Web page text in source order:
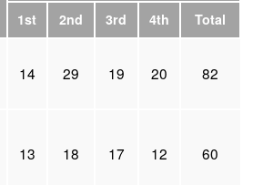
1st
2nd 3rd 4th Total
14 29 19 20 82
13 18 17 12 60